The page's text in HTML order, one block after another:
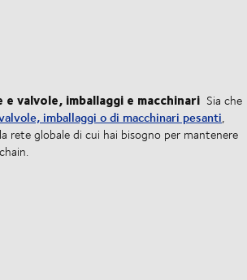
valvole, imballaggi e macchinari Sia che
imballaggi o di macchinari pesanti,
rete globale di cui hai bisogno per mantenere